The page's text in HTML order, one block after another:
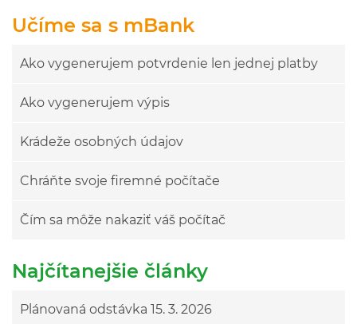
Učíme sa s mBank
Ako vygenerujem potvrdenie len jednej platby
Ako vygenerujem výpis
Krádeže osobných údajov
Chráňte svoje firemné počítače
Čím sa môže nakaziť váš počítač
Najčítanejšie články
Plánovaná odstávka 15. 3. 2026